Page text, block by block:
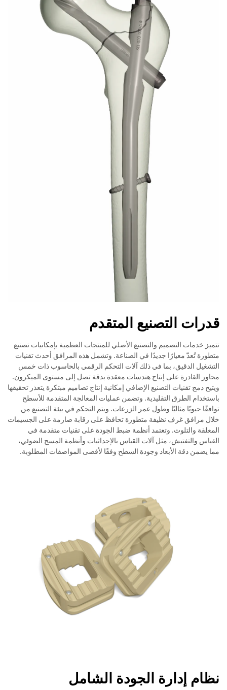
قدرات التصنيع المتقدم
تتميز خدمات التصميم والتصنيع الأصلي للمنتجات العظمية بإمكانيات تصنيع
متطورة تُعدّ معيارًا جديدًا في الصناعة. وتشمل هذه المرافق أحدث تقنيات
التشغيل الدقيق، بما في ذلك آلات التحكم الرقمي بالحاسوب ذات خمس
محاور القادرة على إنتاج هندسات معقدة بدقة تصل إلى مستوى الميكرون.
ويتيح دمج تقنيات التصنيع الإضافي إمكانية إنتاج تصاميم مبتكرة يتعذر تحقيقها
باستخدام الطرق التقليدية. وتضمن عمليات المعالجة المتقدمة للأسطح
توافقًا حيويًا مثاليًا وطول عمر الزرعات. ويتم التحكم في بيئة التصنيع من
خلال مرافق غرف نظيفة متطورة تحافظ على رقابة صارمة على الجسيمات
المعلقة والتلوث. وتعتمد أنظمة ضبط الجودة على تقنيات متقدمة في
القياس والتفتيش، مثل آلات القياس بالإحداثيات وأنظمة المسح الضوئي،
مما يضمن دقة الأبعاد وجودة السطح وفقًا لأقصى المواصفات المطلوبة.
نظام إدارة الجودة الشامل